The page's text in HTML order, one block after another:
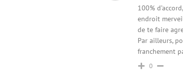
100%
endroit
de te faire
Par ailleurs,
franchement
0